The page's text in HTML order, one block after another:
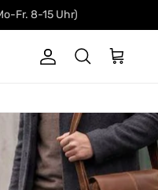
Fr. 8-15 Uhr)
KontoSuchen